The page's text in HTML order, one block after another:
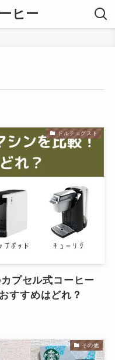
ヒー
ドルチェグスト
プセル式コーヒー
すすめはどれ？
その他